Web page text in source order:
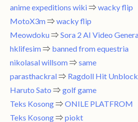
anime expeditions wiki⇒ wacky flip
MotoX3m⇒ wacky flip
Meowdoku⇒ Sora 2 AI Video
hklifesim⇒ banned from equestria
nikolasal willsom⇒ same
parasthackral⇒ Ragdoll Hit
Haruto Sato ⇒ golf game
Teks Kosong⇒ ONILE PLATFROM
Teks Kosong⇒ piokt